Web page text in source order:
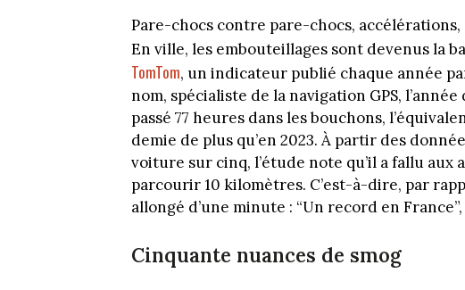
Pare-chocs contre pare-chocs,
En ville, les embouteillages sont devenus la
TomTom, un indicateur publié chaque année
nom, spécialiste de la navigation GPS,
passé 77 heures dans les bouchons,
demie de plus qu’en 2023. À partir des
voiture sur cinq, l’étude note qu’il a fallu
parcourir 10 kilomètres. C’est-à-dire, par
allongé d’une minute : “Un record en France”,
Cinquante nuances de smog